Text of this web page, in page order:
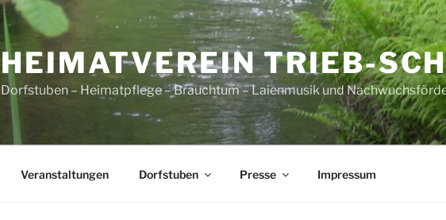
HEIMATVEREIN TRIEB-
Dorfstuben – Heimatpflege – Brauchtum – Laienmusik und
Veranstaltungen Dorfstuben Presse Impressum